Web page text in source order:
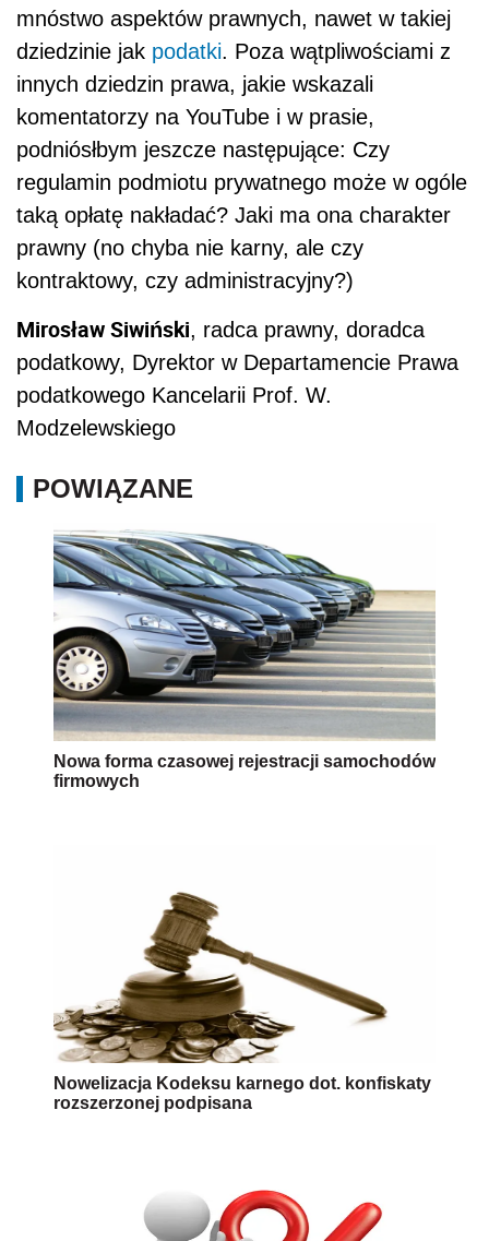
mnóstwo aspektów prawnych, nawet w takiej
dziedzinie jak podatki. Poza wątpliwościami z
innych dziedzin prawa, jakie wskazali
komentatorzy na YouTube i w prasie,
podniósłbym jeszcze następujące: Czy
regulamin podmiotu prywatnego może w ogóle
taką opłatę nakładać? Jaki ma ona charakter
prawny (no chyba nie karny, ale czy
kontraktowy, czy administracyjny?)
Mirosław Siwiński, radca prawny, doradca
podatkowy, Dyrektor w Departamencie Prawa
podatkowego Kancelarii Prof. W.
Modzelewskiego
POWIĄZANE
Nowa forma czasowej rejestracji samochodów
firmowych
Nowelizacja Kodeksu karnego dot. konfiskaty
rozszerzonej podpisana